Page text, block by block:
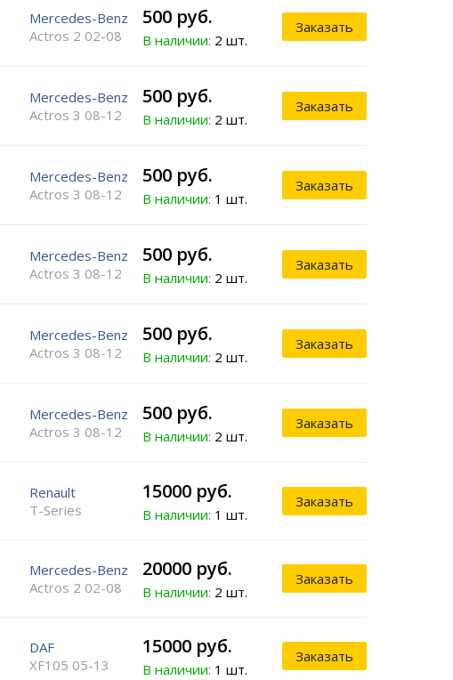
Mercedes-Benz
Actros 2 02-08
500 руб.
В наличии: 2 шт.
Заказать
Mercedes-Benz
Actros 3 08-12
500 руб.
В наличии: 2 шт.
Заказать
Mercedes-Benz
Actros 3 08-12
500 руб.
В наличии: 1 шт.
Заказать
Mercedes-Benz
Actros 3 08-12
500 руб.
В наличии: 2 шт.
Заказать
Mercedes-Benz
Actros 3 08-12
500 руб.
В наличии: 2 шт.
Заказать
Mercedes-Benz
Actros 3 08-12
500 руб.
В наличии: 2 шт.
Заказать
Renault
T-Series
15000 руб.
В наличии: 1 шт.
Заказать
Mercedes-Benz
Actros 2 02-08
20000 руб.
В наличии: 2 шт.
Заказать
DAF
XF105 05-13
15000 руб.
В наличии: 1 шт.
Заказать